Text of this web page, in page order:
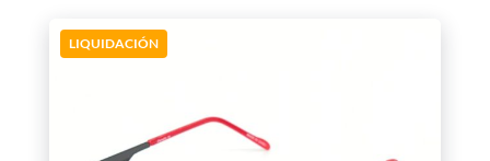
LIQUIDACIÓN